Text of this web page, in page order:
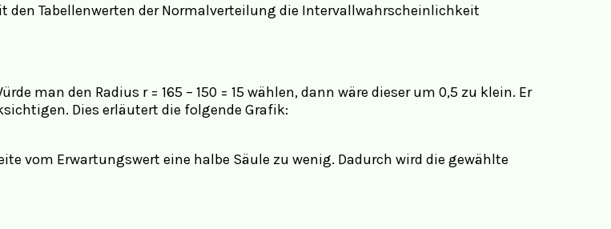
Tabellenwerten der Normalverteilung die Intervallwahrscheinlichkeit
man den Radius r = 165 – 150 = 15 wählen, dann wäre dieser um 0,5 zu klein. Er
Dies erläutert die folgende Grafik:
vom Erwartungswert eine halbe Säule zu wenig. Dadurch wird die gewählte